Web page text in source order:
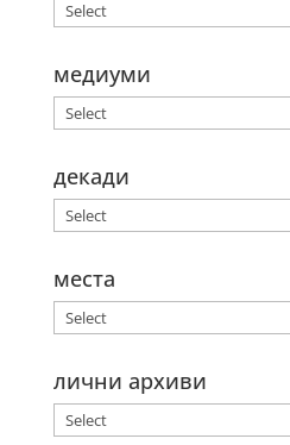
медиуми
декади
места
лични архиви